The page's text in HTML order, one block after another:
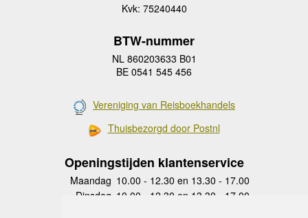
Kvk: 75240440
BTW-nummer
NL 860203633 B01
BE 0541 545 456
Vereniging van Reisboekhandels
Thuisbezorgd door Postnl
Openingstijden klantenservice
Maandag 10.00 - 12.30 en 13.30 - 17.00
Dinsdag 10.00 - 12.30 en 13.30 - 17.00